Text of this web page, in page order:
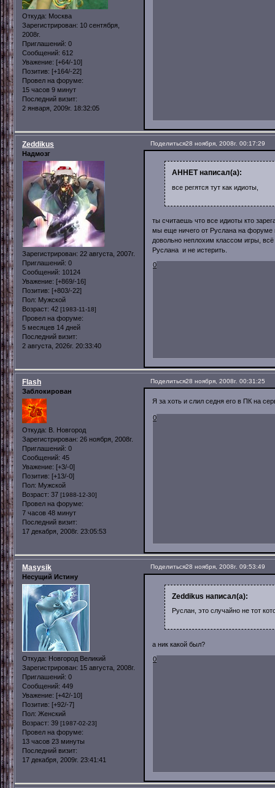
Откуда: Москва
Зарегистрирован: 10 сентября,
2008г.
Приглашений: 0
Сообщений: 612
Уважение: [+64/-10]
Позитив: [+164/-22]
Провел на форуме:
15 часов 9 минут
Последний визит:
2 января, 2009г. 18:32:05
Поделиться28 ноября, 2008г. 00:17:29
Zeddikus
Надмозг
Зарегистрирован: 22 августа, 2007г.
Приглашений: 0
Сообщений: 10124
Уважение: [+869/-16]
Позитив: [+803/-22]
Пол: Мужской
Возраст: 42 [1983-11-18]
Провел на форуме:
5 месяцев 14 дней
Последний визит:
2 августа, 2026г. 20:33:40
AHHET написал(а):
все регятся тут как идиоты,
ты считаешь что все идиоты кто
мы еще ничего от Руслана на форуме
довольно неплохим классом игры,
Руслана и не истерить.
0
Поделиться28 ноября, 2008г. 00:31:25
Flash
Заблокирован
Откуда: В. Новгород
Зарегистрирован: 26 ноября, 2008г.
Приглашений: 0
Сообщений: 45
Уважение: [+3/-0]
Позитив: [+13/-0]
Пол: Мужской
Возраст: 37 [1988-12-30]
Провел на форуме:
7 часов 48 минут
Последний визит:
17 декабря, 2008г. 23:05:53
Я за хоть и слил седня его в ПК на
0
Поделиться28 ноября, 2008г. 09:53:49
Masysik
Несущий Истину
Откуда: Новгород Великий
Зарегистрирован: 15 августа, 2008г.
Приглашений: 0
Сообщений: 449
Уважение: [+42/-10]
Позитив: [+92/-7]
Пол: Женский
Возраст: 39 [1987-02-23]
Провел на форуме:
13 часов 23 минуты
Последний визит:
17 декабря, 2009г. 23:41:41
Zeddikus написал(а):
Руслан, это случайно не тот
а ник какой был?
0